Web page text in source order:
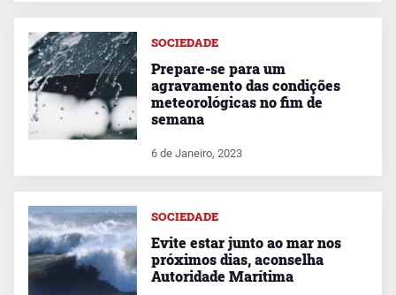
SOCIEDADE
Prepare-se para um
agravamento das condições
meteorológicas no fim de
semana
6 de Janeiro, 2023
SOCIEDADE
Evite estar junto ao mar nos
próximos dias, aconselha
Autoridade Marítima